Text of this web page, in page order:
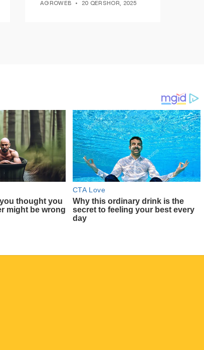
AGROWEB 20 QERSHOR, 2025